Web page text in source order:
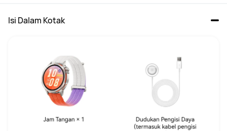
Isi Dalam Kotak